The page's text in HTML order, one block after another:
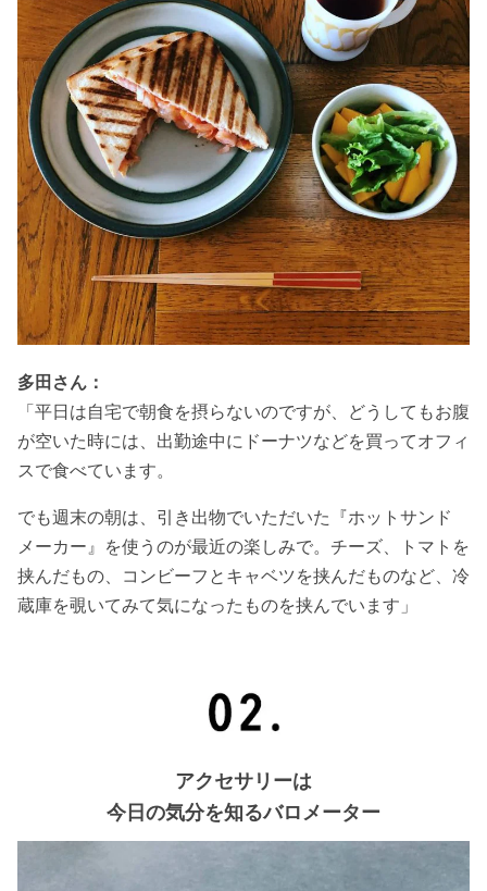
多田さん：
「平日は自宅で朝食を摂らないのですが、どうしてもお腹
が空いた時には、出勤途中にドーナツなどを買ってオフィ
スで食べています。
でも週末の朝は、引き出物でいただいた『ホットサンド
メーカー』を使うのが最近の楽しみで。チーズ、トマトを
挟んだもの、コンビーフとキャベツを挟んだものなど、冷
蔵庫を覗いてみて気になったものを挟んでいます」
アクセサリーは
今日の気分を知るバロメーター